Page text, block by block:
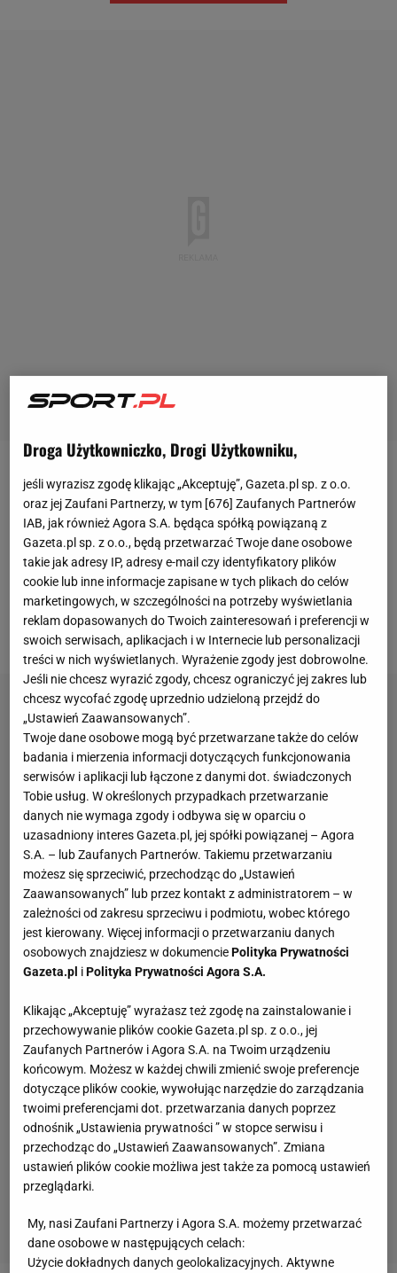
Dawid Kubackibył drugim zpolskichskoczków, który
zapunktował w niedzielnym konkursie
indywidualnym wBischofshofen. Jeszcze po
pierwszej serii zawodnik żalił się nam na trudne
warunki, w jakich musiał skoczyć, ale po finałowej
rundzie mówił już więcej o własnych błędach i
drodze do tego, żeby je wyeliminować.
Droga Użytkowniczko, Drogi Użytkowniku,
jeśli wyrazisz zgodę klikając „Akceptuję”, Gazeta.pl sp. z o.o.
oraz jej Zaufani Partnerzy, w tym [676] Zaufanych Partnerów
IAB, jak również Agora S.A. będąca spółką powiązaną z
Gazeta.pl sp. z o.o., będą przetwarzać Twoje dane osobowe
takie jak adresy IP, adresy e-mail czy identyfikatory plików
cookie lub inne informacje zapisane w tych plikach do celów
marketingowych, w szczególności na potrzeby wyświetlania
reklam dopasowanych do Twoich zainteresowań i preferencji w
swoich serwisach, aplikacjach i w Internecie lub personalizacji
treści w nich wyświetlanych. Wyrażenie zgody jest dobrowolne.
Jeśli nie chcesz wyrazić zgody, chcesz ograniczyć jej zakres lub
chcesz wycofać zgodę uprzednio udzieloną przejdź do
„Ustawień Zaawansowanych”.
Twoje dane osobowe mogą być przetwarzane także do celów
badania i mierzenia informacji dotyczących funkcjonowania
serwisów i aplikacji lub łączone z danymi dot. świadczonych
Tobie usług. W określonych przypadkach przetwarzanie
danych nie wymaga zgody i odbywa się w oparciu o
uzasadniony interes Gazeta.pl, jej spółki powiązanej – Agora
S.A. – lub Zaufanych Partnerów. Takiemu przetwarzaniu
możesz się sprzeciwić, przechodząc do „Ustawień
Zaawansowanych” lub przez kontakt z administratorem – w
zależności od zakresu sprzeciwu i podmiotu, wobec którego
jest kierowany. Więcej informacji o przetwarzaniu danych
osobowych znajdziesz w dokumenciePolityka Prywatności
Gazeta.pl iPolityka Prywatności Agora S.A.
Klikając „Akceptuję” wyrażasz też zgodę na zainstalowanie i
przechowywanie plików cookie Gazeta.pl sp. z o.o., jej
Zaufanych Partnerów i Agora S.A. na Twoim urządzeniu
końcowym. Możesz w każdej chwili zmienić swoje preferencje
dotyczące plików cookie, wywołując narzędzie do zarządzania
twoimi preferencjami dot. przetwarzania danych poprzez
odnośnik „Ustawienia prywatności ” w stopce serwisu i
przechodząc do „Ustawień Zaawansowanych”. Zmiana
ustawień plików cookie możliwa jest także za pomocą ustawień
przeglądarki.
My, nasi Zaufani Partnerzy i Agora S.A. możemy przetwarzać
dane osobowe w następujących celach:
Użycie dokładnych danych geolokalizacyjnych. Aktywne